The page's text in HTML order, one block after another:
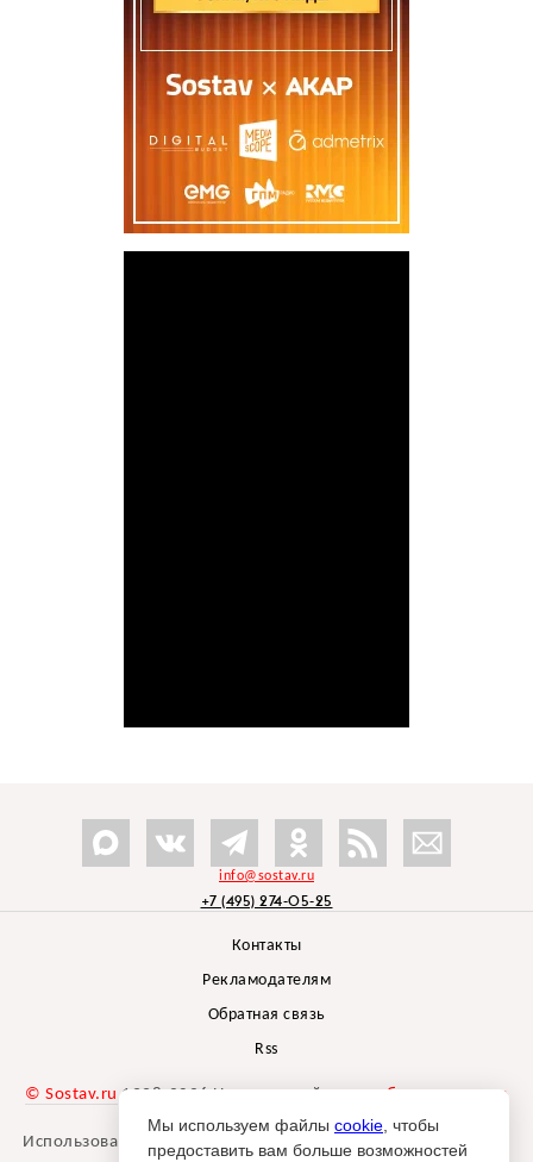
info@sostav.ru
+7 (495) 274-05-25
Контакты
Рекламодателям
Обратная связь
Rss
© Sostav.ru 1998-2026 Независимый проектбрендингового
агентства Depot
Использование материалов Sostav.ru допустимо только при
Мы используем файлы cookie , чтобы
предоставить вам больше возможностей